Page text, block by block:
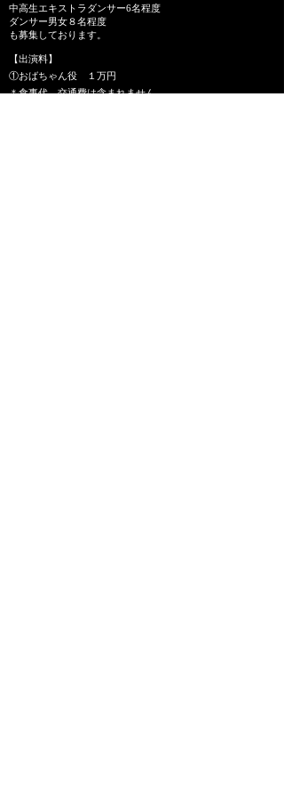
中高生エキストラダンサー6名程度
ダンサー男女８名程度
も募集しております。
【出演料】
①おばちゃん役 １万円
＊⾷事代、交通費は含まれません。